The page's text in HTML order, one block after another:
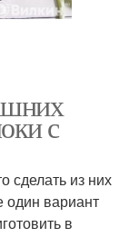
с
сделать из них
один вариант
в